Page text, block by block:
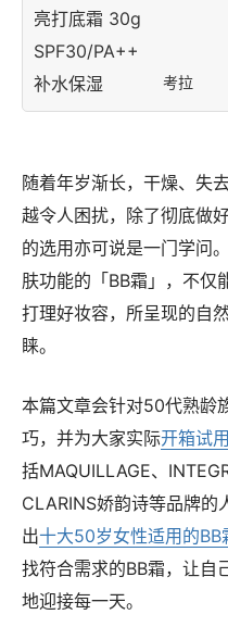
考拉
随着年岁渐长，干燥、失
越令人困扰，除了彻底做
的选用亦可说是一门学问
肤功能的「BB霜」，不仅
打理好妆容，所呈现的自
睐。
本篇文章会针对50代熟龄
巧，并为大家实际开箱试
括MAQUILLAGE、
CLARINS娇韵诗等品牌的
出十大50岁女性适用的BB
找符合需求的BB霜，让自
地迎接每一天。